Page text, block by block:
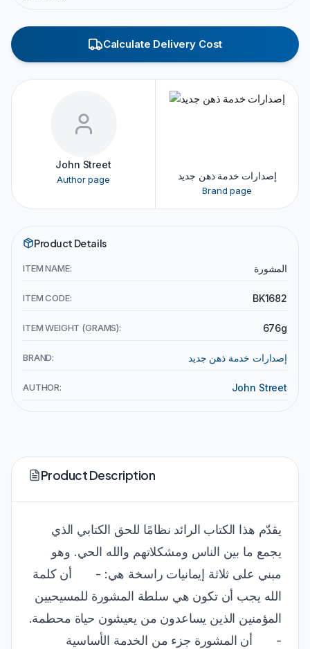
Calculate Delivery Cost
John Street
Author page إصدارات خدمة ذهن جديد
Brand page
Product Details
ITEM NAME: المشورة
ITEM CODE: BK1682
ITEM WEIGHT (GRAMS): 676g
BRAND: إصدارات خدمة ذهن جديد
AUTHOR: John Street
Product Description
يقدّم هذا الكتاب الرائد نظامًا للحق الكتابي الذي
يجمع ما بين الناس ومشكلاتهم والله الحي. وهو
مبني على ثلاثة إيمانيات راسخة هي: - أن كلمة
الله يجب أن تكون هي سلطة المشورة للمسيحيين
المؤمنين الذين يساعدون من يعيشون حياة محطمة.
- أن المشورة جزء من الخدمة الأساسية